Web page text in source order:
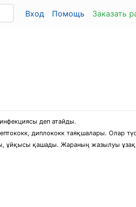
Вход Помощь Заказать
деп атайды.
диплококк таяқшалары. Олар
ұйқысы қашады. Жараның жазылуы